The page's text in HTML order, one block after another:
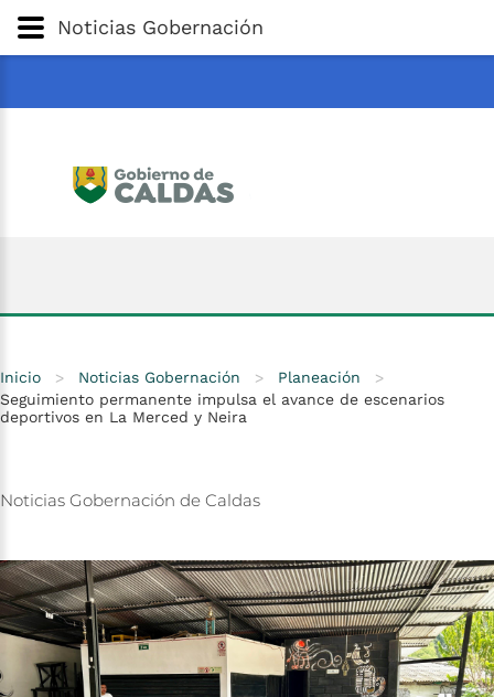
Gobernación de
Noticias Gobernación
Inicio > Noticias Gobernación > Planeación
>
Seguimiento permanente impulsa el avance de escenarios
deportivos en La Merced y Neira
Noticias Gobernación de Caldas